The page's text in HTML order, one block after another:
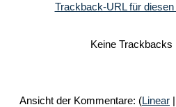
Trackback-URL für diesen
Keine Trackbacks
Ansicht der Kommentare: (Linear